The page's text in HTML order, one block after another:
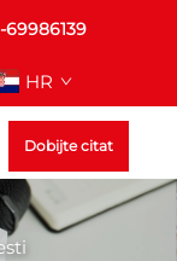
69986139
HR
Dobijte citat